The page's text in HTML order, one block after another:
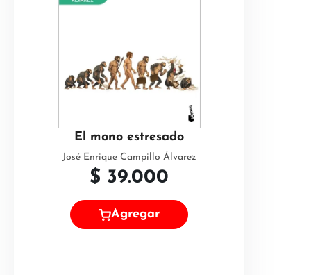
El mono estresado
José Enrique Campillo Álvarez
$ 39.000
Agregar